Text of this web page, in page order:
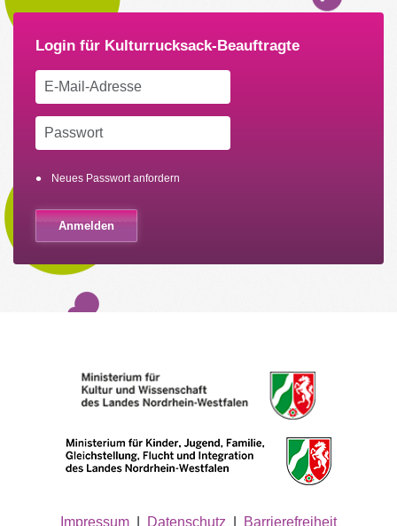
Neues Passwort anfordern
Impressum Datenschutz Barrierefreiheit